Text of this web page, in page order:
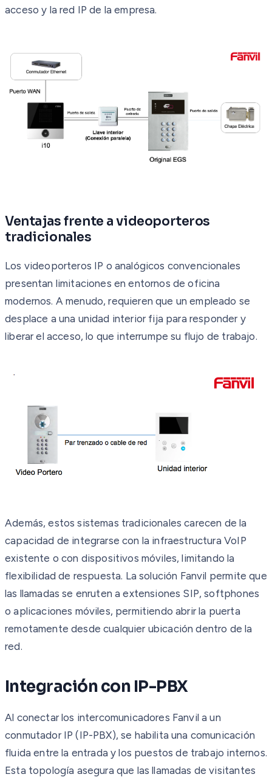
acceso y la red IP de la empresa.
Ventajas frente a videoporteros
tradicionales
Los videoporteros IP o analógicos convencionales
presentan limitaciones en entornos de oficina
modernos. A menudo, requieren que un empleado se
desplace a una unidad interior fija para responder y
liberar el acceso, lo que interrumpe su flujo de trabajo.
Además, estos sistemas tradicionales carecen de la
capacidad de integrarse con la infraestructura VoIP
existente o con dispositivos móviles, limitando la
flexibilidad de respuesta. La solución Fanvil permite que
las llamadas se enruten a extensiones SIP, softphones
o aplicaciones móviles, permitiendo abrir la puerta
remotamente desde cualquier ubicación dentro de la
red.
Integración con IP-PBX
Al conectar los intercomunicadores Fanvil a un
conmutador IP (IP-PBX), se habilita una comunicación
fluida entre la entrada y los puestos de trabajo internos.
Esta topología asegura que las llamadas de visitantes